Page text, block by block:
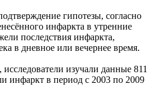
гипотезы, согласно
инфаркта в утренние
последствия инфаркта,
в дневное или вечернее время.
изучали данные 811
инфаркт в период с 2003 по 2009